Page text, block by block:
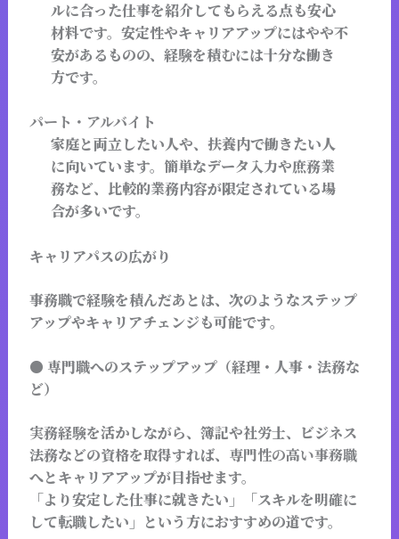
ルに合った仕事を紹介してもらえる点も安心
材料です。安定性やキャリアアップにはやや不
安があるものの、経験を積むには十分な働き
方です。
パート・アルバイト
家庭と両立したい人や、扶養内で働きたい人
に向いています。簡単なデータ入力や庶務業
務など、比較的業務内容が限定されている場
合が多いです。
キャリアパスの広がり
事務職で経験を積んだあとは、次のようなステップ
アップやキャリアチェンジも可能です。
● 専門職へのステップアップ（経理・人事・法務な
ど）
実務経験を活かしながら、簿記や社労士、ビジネス
法務などの資格を取得すれば、 専門性の高い事務職
へとキャリアアップが目指せます。
「より安定した仕事に就きたい」「スキルを明確に
して転職したい」という方におすすめの道です。